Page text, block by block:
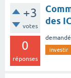
+3
votes
0
réponses
des
demandé
investir